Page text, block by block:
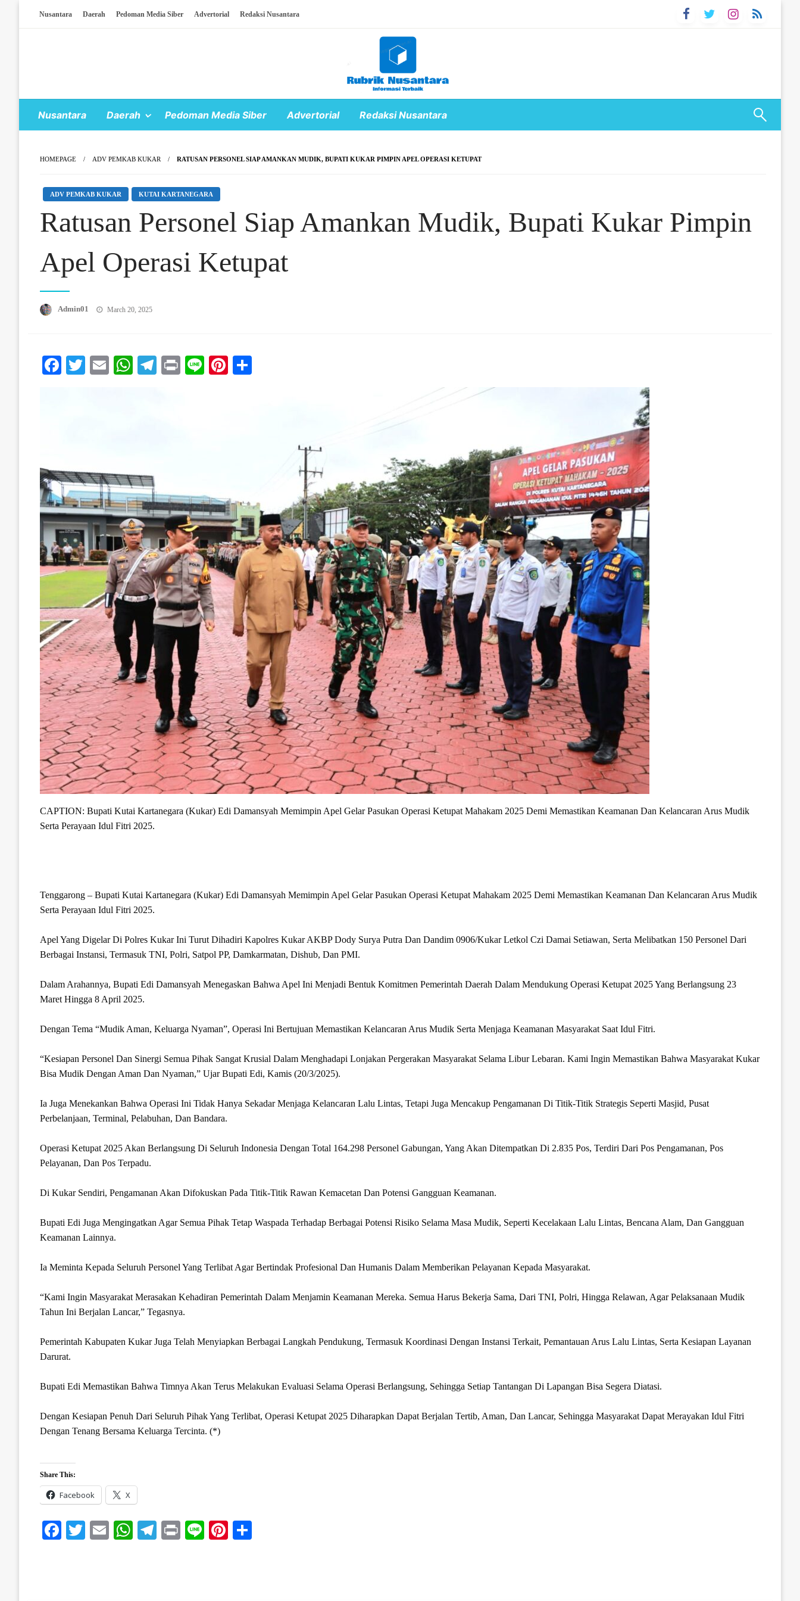
Nusantara Daerah Pedoman Media Siber Advertorial Redaksi Nusantara
Nusantara Daerah Pedoman Media Siber Advertorial Redaksi Nusantara
HOMEPAGE ADV PEMKAB KUKAR RATUSAN PERSONEL SIAP AMANKAN MUDIK, BUPATI KUKAR PIMPIN APEL OPERASI KETUPAT
ADV PEMKAB KUKAR KUTAI KARTANEGARA
Ratusan Personel Siap Amankan Mudik, Bupati Kukar Pimpin
Apel Operasi Ketupat
Admin01 March 20, 2025
Facebook
TwitterEmailWhatsApp
Telegram
PrintLinePinterest
CAPTION: Bupati Kutai Kartanegara (Kukar) Edi Damansyah Memimpin Apel Gelar Pasukan Operasi Ketupat Mahakam 2025 Demi Memastikan Keamanan Dan Kelancaran Arus Mudik
Serta Perayaan Idul Fitri 2025.
Tenggarong – Bupati Kutai Kartanegara (Kukar) Edi Damansyah Memimpin Apel Gelar Pasukan Operasi Ketupat Mahakam 2025 Demi Memastikan Keamanan Dan Kelancaran Arus Mudik
Serta Perayaan Idul Fitri 2025.
Apel Yang Digelar Di Polres Kukar Ini Turut Dihadiri Kapolres Kukar AKBP Dody Surya Putra Dan Dandim 0906/Kukar Letkol Czi Damai Setiawan, Serta Melibatkan 150 Personel Dari
Berbagai Instansi, Termasuk TNI, Polri, Satpol PP, Damkarmatan, Dishub, Dan PMI.
Dalam Arahannya, Bupati Edi Damansyah Menegaskan Bahwa Apel Ini Menjadi Bentuk Komitmen Pemerintah Daerah Dalam Mendukung Operasi Ketupat 2025 Yang Berlangsung 23
Maret Hingga 8 April 2025.
Dengan Tema “Mudik Aman, Keluarga Nyaman”, Operasi Ini Bertujuan Memastikan Kelancaran Arus Mudik Serta Menjaga Keamanan Masyarakat Saat Idul Fitri.
“Kesiapan Personel Dan Sinergi Semua Pihak Sangat Krusial Dalam Menghadapi Lonjakan Pergerakan Masyarakat Selama Libur Lebaran. Kami Ingin Memastikan Bahwa Masyarakat Kukar
Bisa Mudik Dengan Aman Dan Nyaman,” Ujar Bupati Edi, Kamis (20/3/2025).
Ia Juga Menekankan Bahwa Operasi Ini Tidak Hanya Sekadar Menjaga Kelancaran Lalu Lintas, Tetapi Juga Mencakup Pengamanan Di Titik-Titik Strategis Seperti Masjid, Pusat
Perbelanjaan, Terminal, Pelabuhan, Dan Bandara.
Operasi Ketupat 2025 Akan Berlangsung Di Seluruh Indonesia Dengan Total 164.298 Personel Gabungan, Yang Akan Ditempatkan Di 2.835 Pos, Terdiri Dari Pos Pengamanan, Pos
Pelayanan, Dan Pos Terpadu.
Di Kukar Sendiri, Pengamanan Akan Difokuskan Pada Titik-Titik Rawan Kemacetan Dan Potensi Gangguan Keamanan.
Bupati Edi Juga Mengingatkan Agar Semua Pihak Tetap Waspada Terhadap Berbagai Potensi Risiko Selama Masa Mudik, Seperti Kecelakaan Lalu Lintas, Bencana Alam, Dan Gangguan
Keamanan Lainnya.
Ia Meminta Kepada Seluruh Personel Yang Terlibat Agar Bertindak Profesional Dan Humanis Dalam Memberikan Pelayanan Kepada Masyarakat.
“Kami Ingin Masyarakat Merasakan Kehadiran Pemerintah Dalam Menjamin Keamanan Mereka. Semua Harus Bekerja Sama, Dari TNI, Polri, Hingga Relawan, Agar Pelaksanaan Mudik
Tahun Ini Berjalan Lancar,” Tegasnya.
Pemerintah Kabupaten Kukar Juga Telah Menyiapkan Berbagai Langkah Pendukung, Termasuk Koordinasi Dengan Instansi Terkait, Pemantauan Arus Lalu Lintas, Serta Kesiapan Layanan
Darurat.
Bupati Edi Memastikan Bahwa Timnya Akan Terus Melakukan Evaluasi Selama Operasi Berlangsung, Sehingga Setiap Tantangan Di Lapangan Bisa Segera Diatasi.
Dengan Kesiapan Penuh Dari Seluruh Pihak Yang Terlibat, Operasi Ketupat 2025 Diharapkan Dapat Berjalan Tertib, Aman, Dan Lancar, Sehingga Masyarakat Dapat Merayakan Idul Fitri
Dengan Tenang Bersama Keluarga Tercinta. (*)
Share This:
Facebook X
Facebook
TwitterEmailWhatsApp
Telegram
PrintLinePinterest